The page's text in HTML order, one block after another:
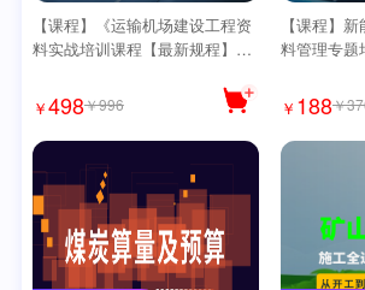
【课程】《运输机场建设工程资
料实战培训课程【最新规程】
￥498￥996
【课程】
料管理专题
￥ 188￥